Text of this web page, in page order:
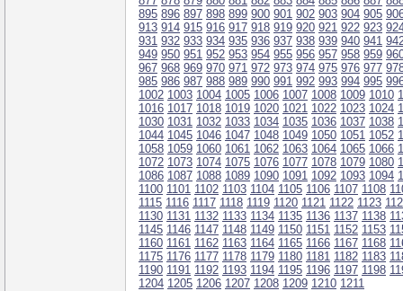
895 896 897 898 899 900 901 902 903 904 905
913 914 915 916 917 918 919 920 921 922 923
931 932 933 934 935 936 937 938 939 940 941
949 950 951 952 953 954 955 956 957 958 959
967 968 969 970 971 972 973 974 975 976 977
985 986 987 988 989 990 991 992 993 994 995
1002 1003 1004 1005 1006 1007 1008 1009 1010
1016 1017 1018 1019 1020 1021 1022 1023 1024
1030 1031 1032 1033 1034 1035 1036 1037 1038
1044 1045 1046 1047 1048 1049 1050 1051 1052
1058 1059 1060 1061 1062 1063 1064 1065 1066
1072 1073 1074 1075 1076 1077 1078 1079 1080
1086 1087 1088 1089 1090 1091 1092 1093 1094
1100 1101 1102 1103 1104 1105 1106 1107 1108
1115 1116 1117 1118 1119 1120 1121 1122 1123
1130 1131 1132 1133 1134 1135 1136 1137 1138
1145 1146 1147 1148 1149 1150 1151 1152 1153
1160 1161 1162 1163 1164 1165 1166 1167 1168
1175 1176 1177 1178 1179 1180 1181 1182 1183
1190 1191 1192 1193 1194 1195 1196 1197 1198
1204 1205 1206 1207 1208 1209 1210 1211